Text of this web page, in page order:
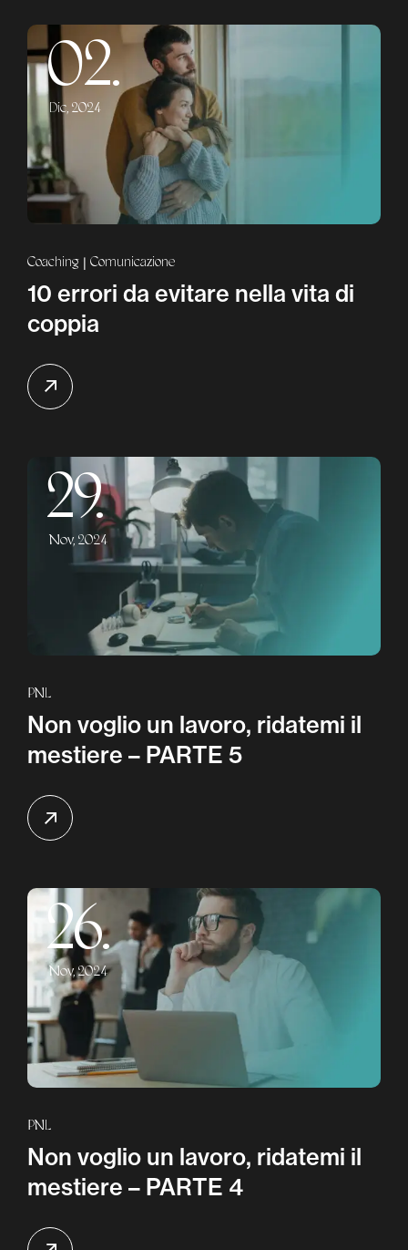
02.
Dic, 2024
Coaching Comunicazione
10 errori da evitare nella vita di
coppia
29.
Nov, 2024
PNL
Non voglio un lavoro, ridatemi il
mestiere – PARTE 5
26.
Nov, 2024
PNL
Non voglio un lavoro, ridatemi il
mestiere – PARTE 4